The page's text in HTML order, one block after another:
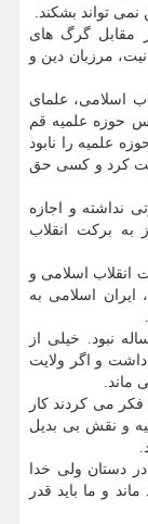
تواند بشکند.
مقابل گرگ های
مرزبان دین و
اسلامی، علمای
حوزه علمیه قم
علمیه را نابود
کرد و کسی حق
نداشته و اجازه
به برکت انقلاب
انقلاب اسلامی و
اسلامی به
هشت ساله نبود. خیلی از
ها در اختیار سران فتنه ۸۸ قرار داشت و اگر ولایت
ماند.
از متدینین فکر می کردند کار
و نقش بی بدیل
دستان ولی خدا
و ما باید قدر